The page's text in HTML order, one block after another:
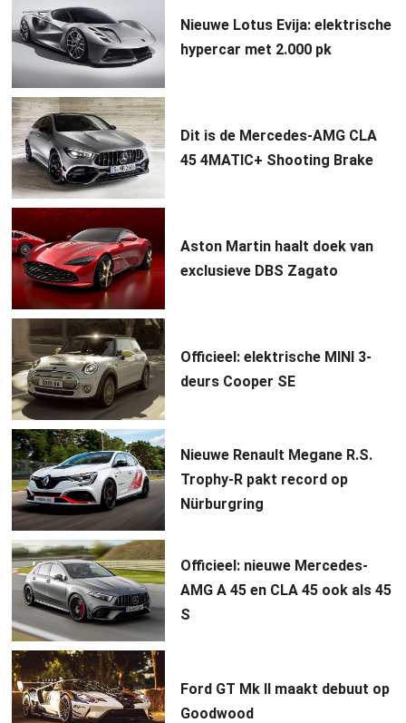
Nieuwe Lotus Evija: elektrische
hypercar met 2.000 pk
Dit is de Mercedes-AMG CLA
45 4MATIC+ Shooting Brake
Aston Martin haalt doek van
exclusieve DBS Zagato
Officieel: elektrische MINI 3-
deurs Cooper SE
Nieuwe Renault Megane R.S.
Trophy-R pakt record op
Nürburgring
Officieel: nieuwe Mercedes-
AMG A 45 en CLA 45 ook als 45
S
Ford GT Mk II maakt debuut op
Goodwood